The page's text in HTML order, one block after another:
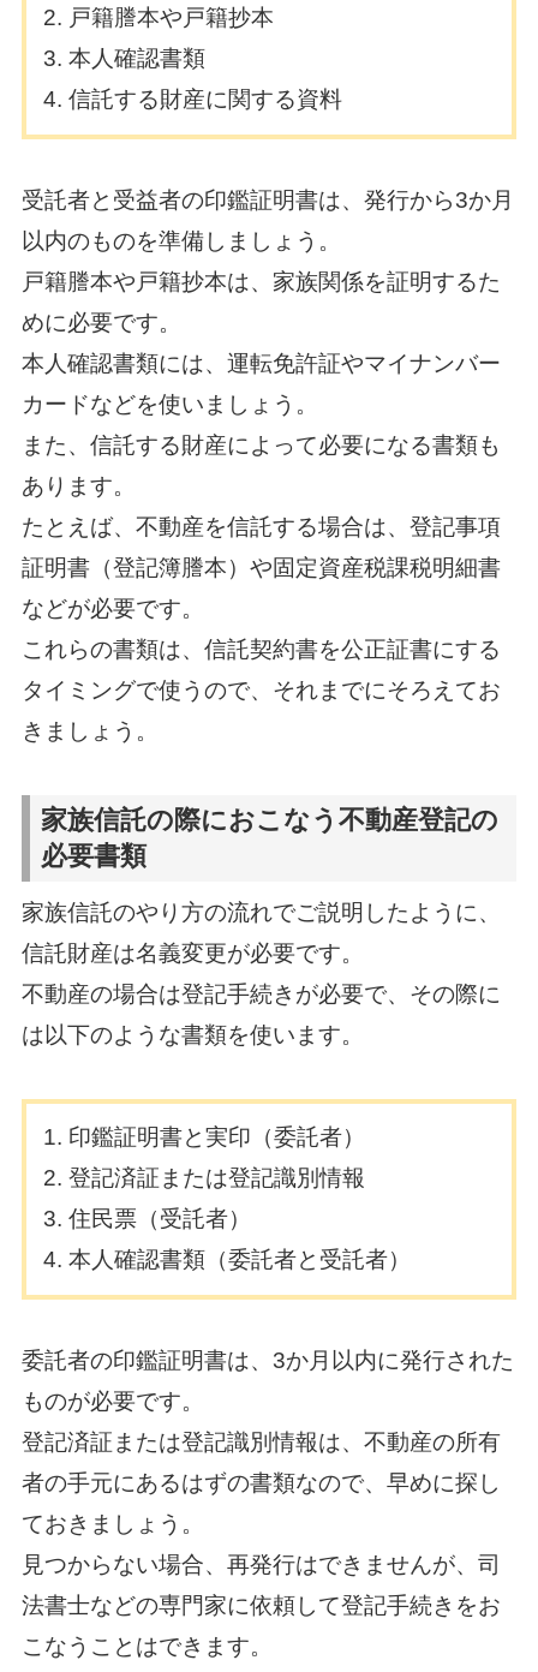
戸籍謄本や戸籍抄本
本人確認書類
信託する財産に関する資料
受託者と受益者の印鑑証明書は、発行から3か月
以内のものを準備しましょう。
戸籍謄本や戸籍抄本は、家族関係を証明するた
めに必要です。
本人確認書類には、運転免許証やマイナンバー
カードなどを使いましょう。
また、信託する財産によって必要になる書類も
あります。
たとえば、不動産を信託する場合は、登記事項
証明書（登記簿謄本）や固定資産税課税明細書
などが必要です。
これらの書類は、信託契約書を公正証書にする
タイミングで使うので、それまでにそろえてお
きましょう。
家族信託の際におこなう不動産登記の
必要書類
家族信託のやり方の流れでご説明したように、
信託財産は名義変更が必要です。
不動産の場合は登記手続きが必要で、その際に
は以下のような書類を使います。
印鑑証明書と実印（委託者）
登記済証または登記識別情報
住民票（受託者）
本人確認書類（委託者と受託者）
委託者の印鑑証明書は、3か月以内に発行された
ものが必要です。
登記済証または登記識別情報は、不動産の所有
者の手元にあるはずの書類なので、早めに探し
ておきましょう。
見つからない場合、再発行はできませんが、司
法書士などの専門家に依頼して登記手続きをお
こなうことはできます。